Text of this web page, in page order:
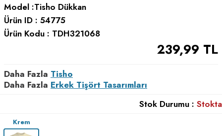
Model :Tisho Dükkan
Ürün ID : 54775
Ürün Kodu : TDH321068
239,99 TL
Daha Fazla Tisho
Daha Fazla Erkek Tişört Tasarımları
Stok Durumu : Stokta
Krem